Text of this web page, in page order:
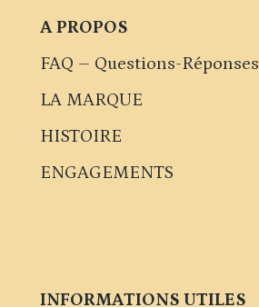
A PROPOS
FAQ – Questions-Réponses
LA MARQUE
HISTOIRE
ENGAGEMENTS
INFORMATIONS UTILES